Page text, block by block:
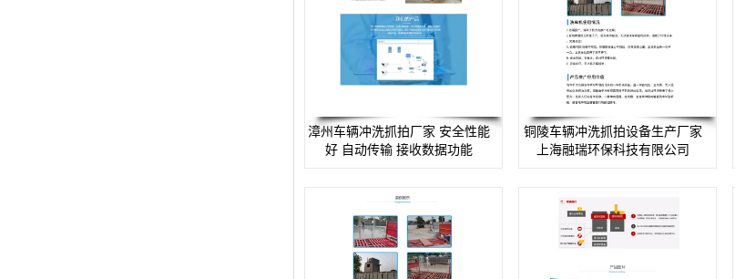
漳州车辆冲洗抓拍厂家 安全性能
好 自动传输 接收数据功能
铜陵车辆冲洗抓拍设备生产厂家
上海融瑞环保科技有限公司